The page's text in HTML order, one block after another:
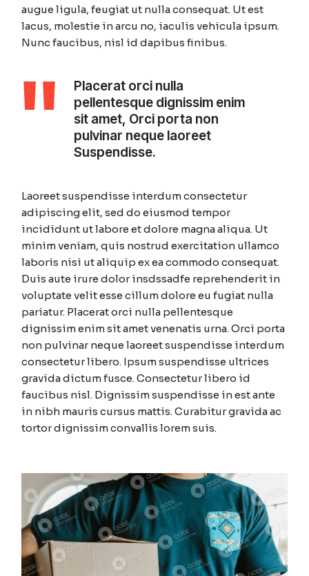
augue ligula, feugiat ut nulla consequat. Ut est
lacus, molestie in arcu no, iaculis vehicula ipsum.
Nunc faucibus, nisl id dapibus finibus.
Placerat orci nulla
pellentesque dignissim enim
sit amet, Orci porta non
pulvinar neque laoreet
Suspendisse.
Laoreet suspendisse interdum consectetur
adipiscing elit, sed do eiusmod tempor
incididunt ut labore et dolore magna aliqua. Ut
minim veniam, quis nostrud exercitation ullamco
laboris nisi ut aliquip ex ea commodo consequat.
Duis aute irure dolor insdssadfe reprehenderit in
voluptate velit esse cillum dolore eu fugiat nulla
pariatur. Placerat orci nulla pellentesque
dignissim enim sit amet venenatis urna. Orci porta
non pulvinar neque laoreet suspendisse interdum
consectetur libero. Ipsum suspendisse ultrices
gravida dictum fusce. Consectetur libero id
faucibus nisl. Dignissim suspendisse in est ante
in nibh mauris cursus mattis. Curabitur gravida ac
tortor dignissim convallis lorem suis.